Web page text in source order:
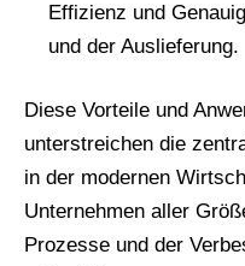
Effizienz und
und der Auslieferung.
Diese Vorteile und
unterstreichen die
in der modernen
Unternehmen aller
Prozesse und der